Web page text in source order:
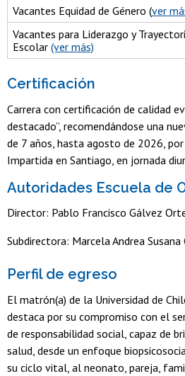
Vacantes Equidad de Género (ver
Vacantes para Liderazgo y
Escolar (ver más)
Certificación
Carrera con certificación de calidad
destacado”, recomendándose una
de 7 años, hasta agosto de 2026,
Impartida en Santiago, en jornada
Autoridades Escuela de
Director: Pablo Francisco Gálvez
Subdirectora: Marcela Andrea
Perfil de egreso
El matrón(a) de la Universidad de
destaca por su compromiso con el
de responsabilidad social, capaz de
salud, desde un enfoque
su ciclo vital, al neonato, pareja,